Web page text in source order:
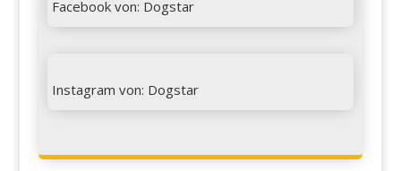
Facebook von: Dogstar
Instagram von: Dogstar